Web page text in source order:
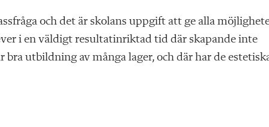
och det är skolans uppgift att ge alla
i en väldigt resultat­inriktad tid där skapande inte
utbildning av många lager, och där har de